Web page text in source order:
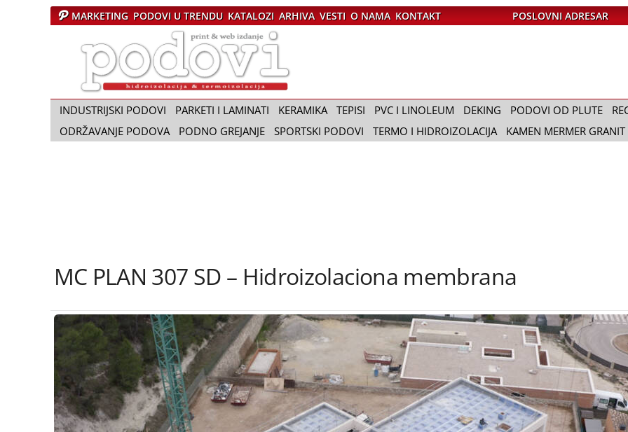
MARKETING PODOVI U TRENDU KATALOZI ARHIVA VESTI O NAMA KONTAKT POSLOVNI ADRESAR
a
p
i
P
INDUSTRIJSKI PODOVI PARKETI I LAMINATI KERAMIKA TEPISI PVC I LINOLEUM DEKING PODOVI OD PLUTE
ODRŽAVANJE PODOVA
PODNO GREJANJE SPORTSKI PODOVI TERMO I HIDROIZOLACIJA KAMEN MERMER GRANIT
MC PLAN 307 SD – Hidroizolaciona membrana